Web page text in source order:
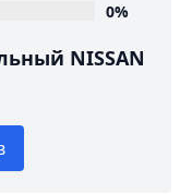
0%
NISSAN